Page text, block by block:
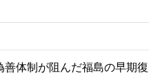
体制が阻んだ福島の早期復